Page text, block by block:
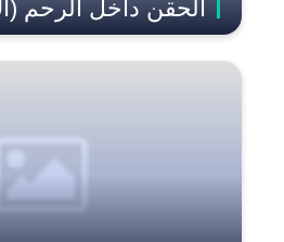
الحقن داخل الرحم (IUI) في إيران